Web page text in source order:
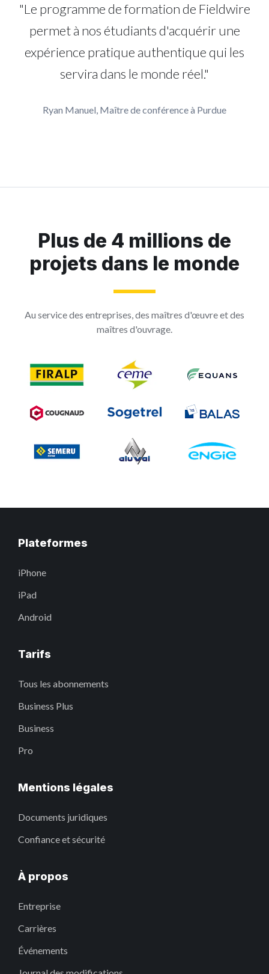
"Le programme de formation de Fieldwire
permet à nos étudiants d'acquérir une
expérience pratique authentique qui les
servira dans le monde réel."
Ryan Manuel, Maître de conférence à Purdue
Plus de 4 millions de
projets dans le monde
Au service des entreprises, des maîtres d'œuvre et des
maîtres d'ouvrage.
Plateformes
iPhone
iPad
Android
Tarifs
Tous les abonnements
Business Plus
Business
Pro
Mentions légales
Documents juridiques
Confiance et sécurité
À propos
Entreprise
Carrières
Événements